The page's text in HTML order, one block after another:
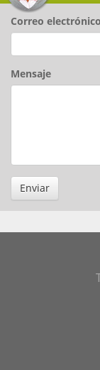
Correo electrónico
Mensaje
Enviar